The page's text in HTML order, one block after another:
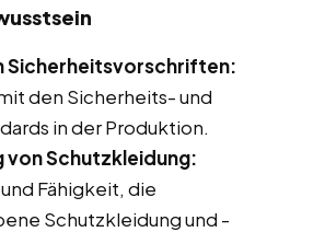
Sicherheitsvorschriften:
den Sicherheits- und
in der Produktion.
von Schutzkleidung:
Fähigkeit, die
Schutzkleidung und -